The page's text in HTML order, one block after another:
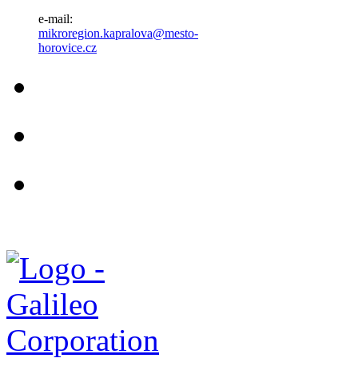
e-mail:
mikroregion.kapralova@mesto-
horovice.cz